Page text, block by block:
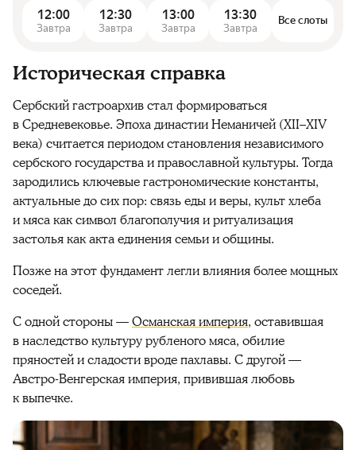
12:00
Завтра
12:30
Завтра
13:00
Завтра
13:30
Завтра
Все слоты
Историческая справка
Сербский гастроархив стал формироваться
в Средневековье. Эпоха династии Неманичей (XII–XIV
века) считается периодом становления независимого
сербского государства и православной культуры. Тогда
зародились ключевые гастрономические константы,
актуальные до сих пор: связь еды и веры, культ хлеба
и мяса как символ благополучия и ритуализация
застолья как акта единения семьи и общины.
Позже на этот фундамент легли влияния более мощных
соседей.
С одной стороны —Османская империя, оставившая
в наследство культуру рубленого мяса, обилие
пряностей и сладости вроде пахлавы. С другой —
Австро-Венгерская империя, привившая любовь
к выпечке.